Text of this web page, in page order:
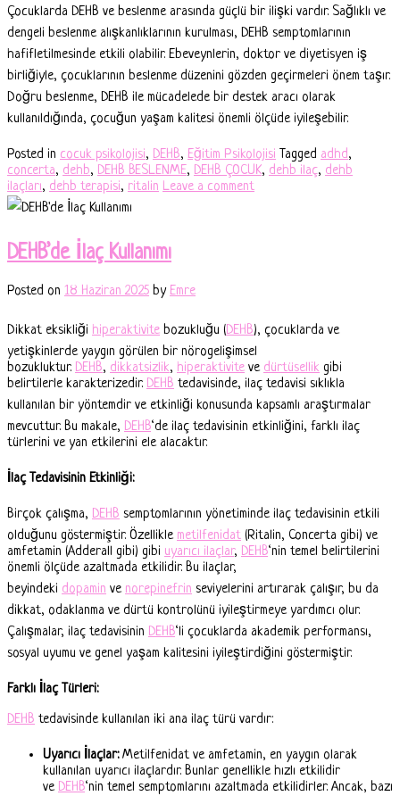
Çocuklarda DEHB ve beslenme arasında güçlü bir ilişki vardır. Sağlıklı ve
dengeli beslenme alışkanlıklarının kurulması, DEHB semptomlarının
hafifletilmesinde etkili olabilir. Ebeveynlerin, doktor ve diyetisyen iş
birliğiyle, çocuklarının beslenme düzenini gözden geçirmeleri önem taşır.
Doğru beslenme, DEHB ile mücadelede bir destek aracı olarak
kullanıldığında, çocuğun yaşam kalitesi önemli ölçüde iyileşebilir.
Posted in cocuk psikolojisi, DEHB, Eğitim Psikolojisi Tagged adhd,
concerta, dehb, DEHB BESLENME, DEHB ÇOCUK, dehb ilaç, dehb
ilaçları, dehb terapisi, ritalin Leave a comment
DEHB’de İlaç Kullanımı
Posted on 18 Haziran 2025 byEmre
Dikkat eksikliği hiperaktivite bozukluğu (DEHB), çocuklarda ve
yetişkinlerde yaygın görülen bir nörogelişimsel
bozukluktur. DEHB, dikkatsizlik, hiperaktivite ve dürtüsellik gibi
belirtilerle karakterizedir. DEHB tedavisinde, ilaç tedavisi sıklıkla
kullanılan bir yöntemdir ve etkinliği konusunda kapsamlı araştırmalar
mevcuttur. Bu makale, DEHB‘de ilaç tedavisinin etkinliğini, farklı ilaç
türlerini ve yan etkilerini ele alacaktır.
İlaç Tedavisinin Etkinliği:
Birçok çalışma, DEHB semptomlarının yönetiminde ilaç tedavisinin etkili
olduğunu göstermiştir. Özellikle metilfenidat (Ritalin, Concerta gibi) ve
amfetamin (Adderall gibi) gibi uyarıcı ilaçlar, DEHB‘nin temel belirtilerini
önemli ölçüde azaltmada etkilidir. Bu ilaçlar,
beyindeki dopamin ve norepinefrin seviyelerini artırarak çalışır, bu da
dikkat, odaklanma ve dürtü kontrolünü iyileştirmeye yardımcı olur.
Çalışmalar, ilaç tedavisinin DEHB‘li çocuklarda akademik performansı,
sosyal uyumu ve genel yaşam kalitesini iyileştirdiğini göstermiştir.
Farklı İlaç Türleri:
DEHB tedavisinde kullanılan iki ana ilaç türü vardır:
Uyarıcı İlaçlar:Metilfenidat ve amfetamin, en yaygın olarak
kullanılan uyarıcı ilaçlardır. Bunlar genellikle hızlı etkilidir
ve DEHB‘nin temel semptomlarını azaltmada etkilidirler. Ancak, bazı